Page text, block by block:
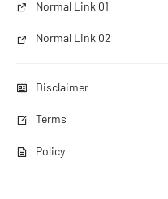
Normal Link 01
Normal Link 02
Disclaimer
Terms
Policy